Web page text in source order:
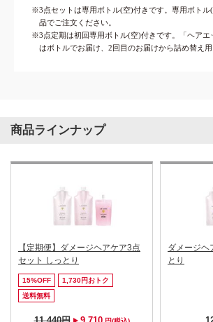
※3点セットは専用ボトル(空)付きです。専用ボトル
品でご注文ください。
※3点定期は初回専用ボトル(空)付きです。「ヘアエ
はボトルでお届け、2回目のお届けから詰め替え用
商品ラインナップ
【定期便】ダメージヘアケア3点
セット しっとり
15%OFF
1,730円おトク
送料無料
ダメージヘ
とり